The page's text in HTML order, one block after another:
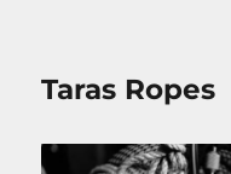
Taras Ropes